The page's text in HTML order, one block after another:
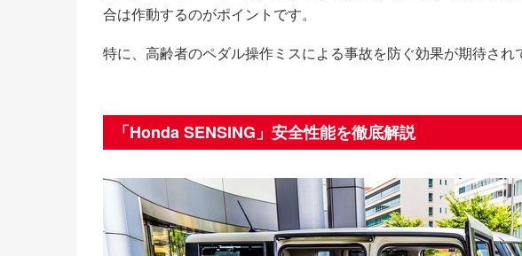
合は作動するのがポイントです。
特に、高齢者のペダル操作ミスによる事故を防ぐ効果が期待され
「Honda SENSING」安全性能を徹底解説